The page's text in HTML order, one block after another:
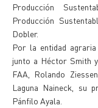
Producción
Producción
Dobler.
Por la entidad
junto a Héctor Smith
FAA, Rolando
Laguna Naineck, su
Pánfilo Ayala.